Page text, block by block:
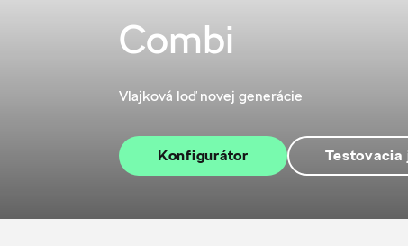
Combi
Vlajková loď novej generácie
Konfigurátor Testovacia